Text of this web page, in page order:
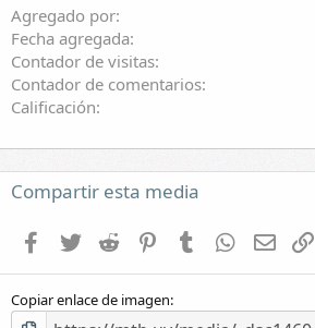
Agregado por
Fecha agregada
Contador de visitas
Contador de comentarios
Calificación
Compartir esta media
Facebook
Twitter Reddit PinterestTumblr WhatsApp
E-mail
Copiar enlace de imagen